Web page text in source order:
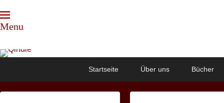
Menu
Qindie
Das Autorenkorrektiv
Startseite Über uns Bücher